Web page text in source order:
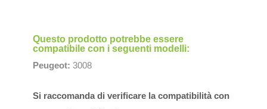
Questo prodotto potrebbe essere
compatibile con i seguenti modelli:
Peugeot: 3008
Si raccomanda di verificare la compatibilità con